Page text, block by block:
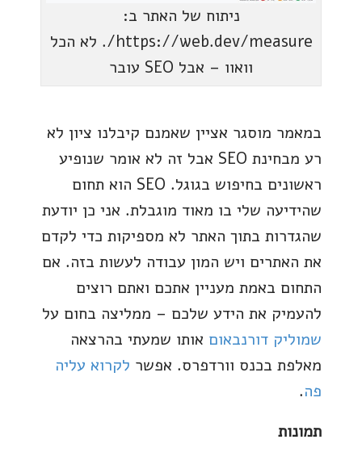
ניתוח של האתר ב:
https://web.dev/measure/. לא הכל
וואוו – אבל SEO עובר
במאמר מוסגר אציין שאמנם קיבלנו ציון לא
רע מבחינת SEO אבל זה לא אומר שנופיע
ראשונים בחיפוש בגוגל. SEO הוא תחום
שהידיעה שלי בו מאוד מוגבלת. אני כן יודעת
שהגדרות בתוך האתר לא מספיקות כדי לקדם
את האתרים ויש המון עבודה לעשות בזה. אם
התחום באמת מעניין אתכם ואתם רוצים
להעמיק את הידע שלכם – ממליצה בחום על
שמוליק דורנבאום אותו שמעתי בהרצאה
מאלפת בכנס וורדפרס. אפשר לקרוא עליה
פה.
תמונות